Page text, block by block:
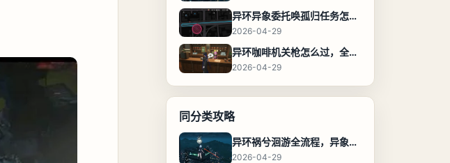
异环异象委托唤孤归任务怎么完成，流程步骤与位置攻略
2026-04-29
异环咖啡机关枪怎么过，全流程通关攻略
2026-04-29
同分类攻略
异环祸兮洄游全流程，异象委托任务通关攻略
2026-04-29